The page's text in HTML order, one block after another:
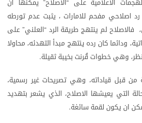
رد اصلاحي مفحم للامارات ، يثبت عدم تورطه
فالاصلاح لم ينتهج طريقة الرد “العلني” على
ودائما كان رده ينتهج مبدأ التهدئه، محاولا
وهيخطوات قُرنت بخيبةثقيلة.
من قبل قياداته، وهي تصريحات غير رسمية،
التي يعيشها الاصلاح، الذي يشعر بتهديد
ان يكون لقمة سائغة.